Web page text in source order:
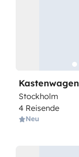
Kastenwagen
Stockholm
4 Reisende
Neu